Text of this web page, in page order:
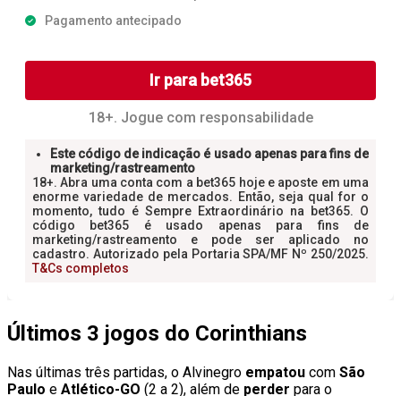
Últimos 3 jogos do Corinthians
Nas últimas três partidas, o Alvinegro empatou com São
Paulo e Atlético-GO (2 a 2), além de perder para o